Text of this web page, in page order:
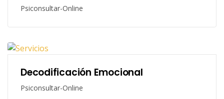
Psiconsultar-Online
Decodificación Emocional
Psiconsultar-Online